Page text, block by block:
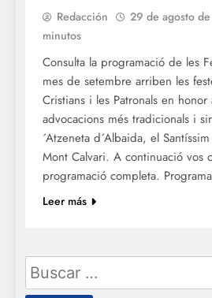
Redacción 29 de agosto
minutos
Consulta la programació de les
mes de setembre arriben les
Cristians i les Patronals en
advocacions més tradicionals i
´Atzeneta d´Albaida, el
Mont Calvari. A continuació vos
programació completa.
Leer más
Buscar: